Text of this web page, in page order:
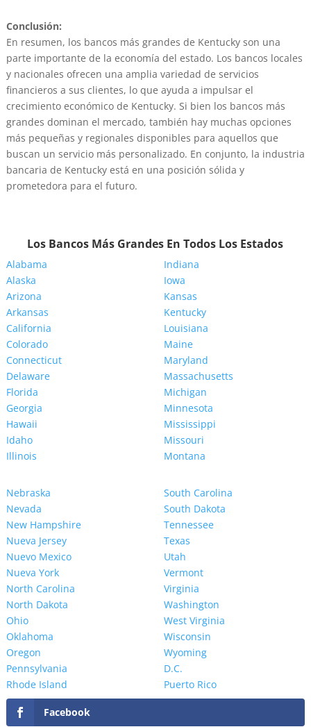
Conclusión:
En resumen, los bancos más grandes de Kentucky son una
parte importante de la economía del estado. Los bancos locales
y nacionales ofrecen una amplia variedad de servicios
financieros a sus clientes, lo que ayuda a impulsar el
crecimiento económico de Kentucky. Si bien los bancos más
grandes dominan el mercado, también hay muchas opciones
más pequeñas y regionales disponibles para aquellos que
buscan un servicio más personalizado. En conjunto, la industria
bancaria de Kentucky está en una posición sólida y
prometedora para el futuro.
Los Bancos Más Grandes En Todos Los Estados
Alabama
Alaska
Arizona
Arkansas
California
Colorado
Connecticut
Delaware
Florida
Georgia
Hawaii
Idaho
Illinois
Indiana
Iowa
Kansas
Kentucky
Louisiana
Maine
Maryland
Massachusetts
Michigan
Minnesota
Mississippi
Missouri
Montana
Nebraska
Nevada
New Hampshire
Nueva Jersey
Nuevo Mexico
Nueva York
North Carolina
North Dakota
Ohio
Oklahoma
Oregon
Pennsylvania
Rhode Island
South Carolina
South Dakota
Tennessee
Texas
Utah
Vermont
Virginia
Washington
West Virginia
Wisconsin
Wyoming
D.C.
Puerto Rico
Facebook